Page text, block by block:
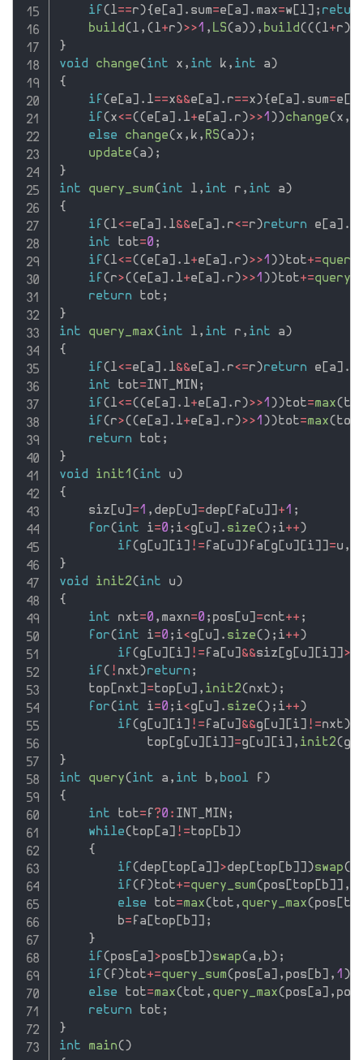
if (l==r){e [a] . sum=e [a] . max=w [l] ;
build(l , (l+r)>>1 , LS(a)) , build(((l+r)
}
void
change(int x , int k , int a)
{
if (e [a] . l==x&&e [a] . r==x){e [a] . sum=e [
if (x<=((e [a] . l+e [a] . r)>>1 ))change(x ,
else
change(x , k , RS(a)) ;
update(a) ;
}
int
query_sum(int l , int r , int a)
{
if (l<=e [a] . l&&e [a] . r<=r)return e [a] .
int tot=0 ;
if (l<=((e [a] . l+e [a] . r)>>1 ))tot+=
if (r>((e [a] . l+e [a] . r)>>1 ))tot+=
return tot ;
}
int
query_max(int l , int r , int a)
{
if (l<=e [a] . l&&e [a] . r<=r)return e [a] .
int tot=INT_MIN ;
if (l<=((e [a] . l+e [a] . r)>>1 ))tot=max(
if (r>((e [a] . l+e [a] . r)>>1 ))tot=max(tot
return tot ;
}
void
init1 (int u)
{
    siz
[u] =1 , dep [u] =dep [ fa [u] ] +1 ;
for(int i=0 ; i<g [u] . size() ; i++)
if (g [u] [i] != fa [u] ) fa [g [u] [i] ] =u ,
}
void
init2(int u)
{
int nxt=0 , maxn=0 ; pos [u] =cnt++ ;
for(int i=0 ; i<g [u] . size() ; i++)
if (g [u] [i] != fa [u] &&siz [g [u] [i] ] >
if ( ! nxt)return ;
    top
[nxt] =top [u] , init2(nxt) ;
for(int i=0 ; i<g [u] . size() ; i++)
if (g [u] [i] != fa [u] &&g [u] [i] !=nxt)
            top
[g [u] [i] ] =g [u] [i] , init2(g
}
int
query(int a , int b , bool f )
{
int tot= f ?0 : INT_MIN ;
while(top [a] !=top [b] )
{
if (dep [top [a] ] >dep [top [b] ] )swap(
if ( f )tot+=query_sum(pos [top [b] ] ,
else tot=max(tot , query_max(pos [
        b
= fa [top [b] ] ;
}
if (pos [a] >pos [b] )swap(a , b) ;
if ( f )tot+=query_sum(pos [a] , pos [b] , 1 )
else tot=max(tot , query_max(pos [a] , pos
return tot ;
}
int
main()